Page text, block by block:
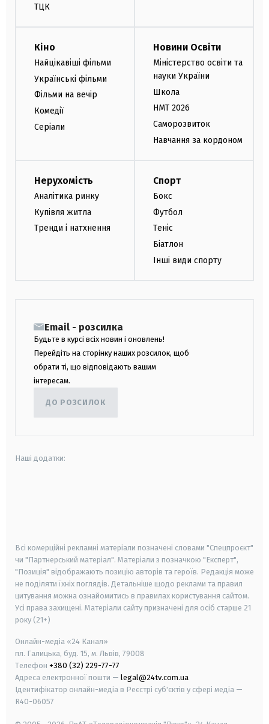
ТЦК
Кіно
Найцікавіші фільми
Українські фільми
Фільми на вечір
Комедії
Серіали
Новини Освіти
Міністерство освіти та
науки України
Школа
НМТ 2026
Саморозвиток
Навчання за кордоном
Нерухомість
Аналітика ринку
Купівля житла
Тренди і натхнення
Спорт
Бокс
Футбол
Теніс
Біатлон
Інші види спорту
Email - розсилка
Будьте в курсі всіх новин і оновлень!
Перейдіть на сторінку наших розсилок, щоб
обрати ті, що відповідають вашим
інтересам.
ДО РОЗСИЛОК
Наші додатки:
Всі комерційні рекламні матеріали позначені словами "Спецпроєкт"
чи "Партнерський матеріал". Матеріали з позначкою "Експерт",
"Позиція" відображають позицію авторів та героїв. Редакція може
не поділяти їхніх поглядів. Детальніше щодо реклами та правил
цитування можна ознайомитись в правилах користування сайтом.
Усі права захищені. Матеріали сайту призначені для осіб старше 21
року (21+)
Онлайн-медіа «24 Канал»
пл. Галицька, буд. 15, м. Львів, 79008
Телефон +380 (32) 229-77-77
Адреса електронної пошти — legal@24tv.com.ua
Ідентифікатор онлайн-медіа в Реєстрі суб'єктів у сфері медіа —
R40-06057